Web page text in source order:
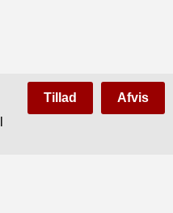
Tillad Afvis